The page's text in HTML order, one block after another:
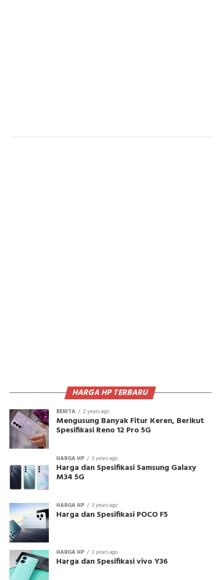
HARGA HP TERBARU
BERITA 2 years ago
Mengusung Banyak Fitur Keren, Berikut
Spesifikasi Reno 12 Pro 5G
HARGA HP 3 years ago
Harga dan Spesifikasi Samsung Galaxy
M34 5G
HARGA HP 3 years ago
Harga dan Spesifikasi POCO F5
HARGA HP 3 years ago
Harga dan Spesifikasi vivo Y36